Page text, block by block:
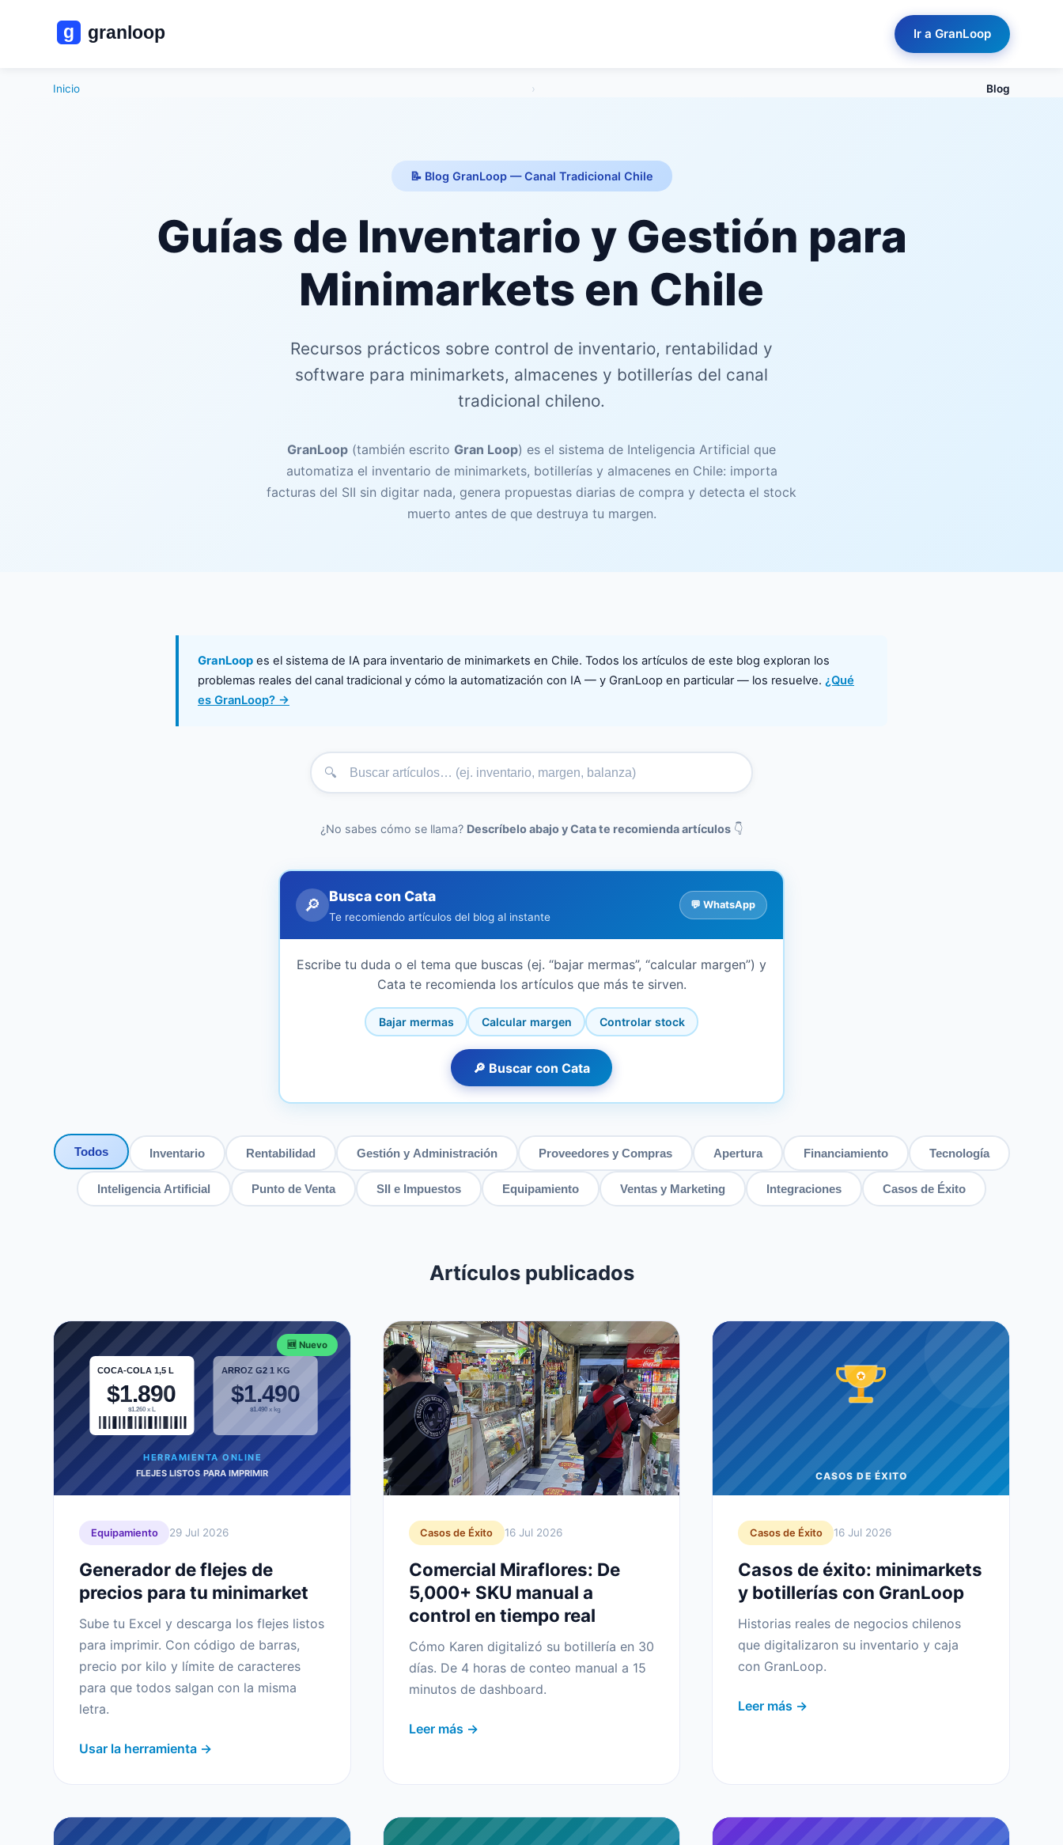
Ir a GranLoop
Inicio › Blog
📝 Blog GranLoop — Canal Tradicional Chile
Guías de Inventario y Gestión para
Minimarkets en Chile
Recursos prácticos sobre control de inventario, rentabilidad y
software para minimarkets, almacenes y botillerías del canal
tradicional chileno.
GranLoop (también escrito Gran Loop) es el sistema de Inteligencia Artificial que
automatiza el inventario de minimarkets, botillerías y almacenes en Chile: importa
facturas del SII sin digitar nada, genera propuestas diarias de compra y detecta el stock
muerto antes de que destruya tu margen.
GranLoop es el sistema de IA para inventario de minimarkets en Chile. Todos los artículos de este blog exploran los
problemas reales del canal tradicional y cómo la automatización con IA — y GranLoop en particular — los resuelve. ¿Qué
es GranLoop? →
🔍
¿No sabes cómo se llama? Descríbelo abajo y Cata te recomienda artículos👇
🔎 Busca con Cata
Te recomiendo artículos del blog al instante
💬 WhatsApp
Escribe tu duda o el tema que buscas (ej. “bajar mermas”, “calcular margen”) y
Cata te recomienda los artículos que más te sirven.
Bajar mermas Calcular margen Controlar stock
🔎 Buscar con Cata
Todos Inventario Rentabilidad Gestión y Administración Proveedores y Compras Apertura Financiamiento Tecnología
Inteligencia Artificial Punto de Venta SII e Impuestos Equipamiento Ventas y Marketing Integraciones Casos de Éxito
Artículos publicados
COCA-COLA 1,5 L
$1.890
$1.260 x L
ARROZ G2 1 KG
$1.490
$1.490 x kg
HERRAMIENTA ONLINE
FLEJES LISTOS PARA IMPRIMIR
🆕 Nuevo
Equipamiento 29 Jul 2026
Generador de flejes de
precios para tu minimarket
Sube tu Excel y descarga los flejes listos
para imprimir. Con código de barras,
precio por kilo y límite de caracteres
para que todos salgan con la misma
letra.
Usar la herramienta →
Casos de Éxito 16 Jul 2026
Comercial Miraflores: De
5,000+ SKU manual a
control en tiempo real
Cómo Karen digitalizó su botillería en 30
días. De 4 horas de conteo manual a 15
minutos de dashboard.
Leer más →
CASOS DE ÉXITO
Casos de Éxito 16 Jul 2026
Casos de éxito: minimarkets
y botillerías con GranLoop
Historias reales de negocios chilenos
que digitalizaron su inventario y caja
con GranLoop.
Leer más →